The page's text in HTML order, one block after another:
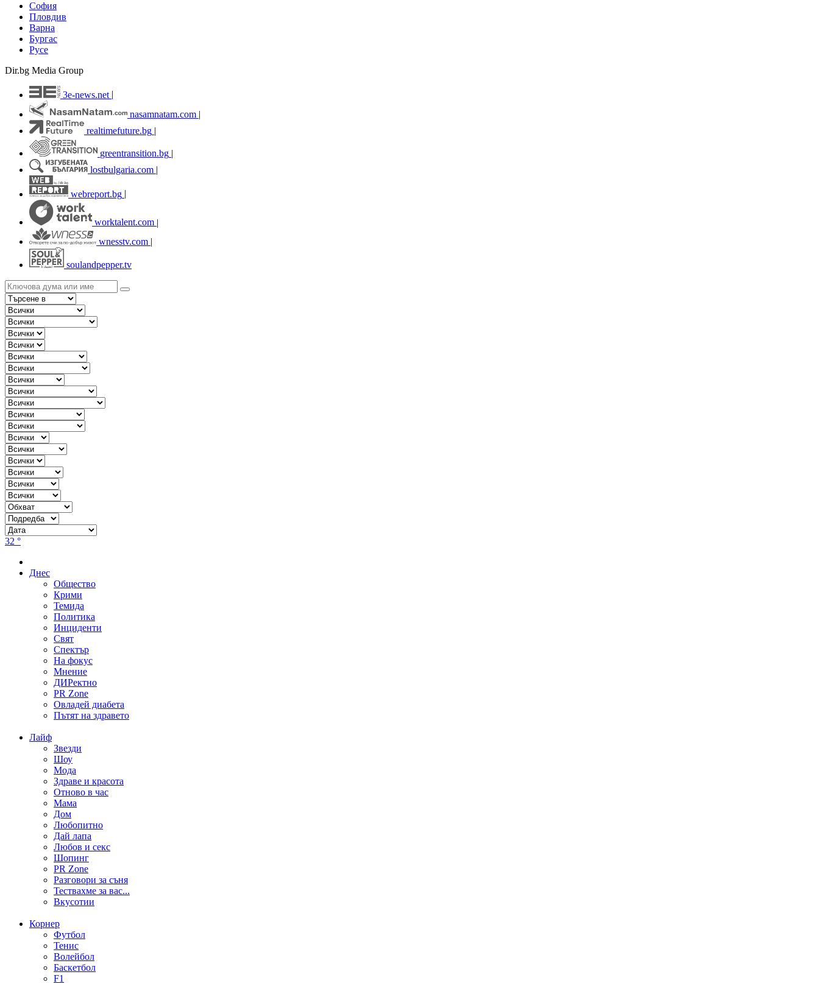
София
Пловдив
Варна
Бургас
Русе
Dir.bg Media Group
3e-news.net
nasamnatam.com |
realtimefuture.bg |
greentransition.bg |
lostbulgaria.com |
webreport.bg
worktalent.com |
wnesstv.com |
soulandpepper.tv
32 °
Днес
Общество
Крими
Темида
Политика
Инциденти
Свят
Спектър
На фокус
Мнение
ДИРектно
PR Zone
Овладей диабета
Пътят на здравето
Лайф
Звезди
Шоу
Мода
Здраве и красота
Отново в час
Мама
Дом
Любопитно
Дай лапа
Любов и секс
Шопинг
PR Zone
Разговори за съня
Тествахме за вас...
Вкусотии
Корнер
Футбол
Тенис
Волейбол
Баскетбол
F1